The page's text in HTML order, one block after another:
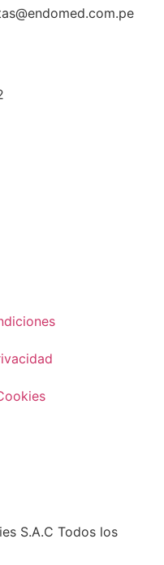
S.A.C Todos los